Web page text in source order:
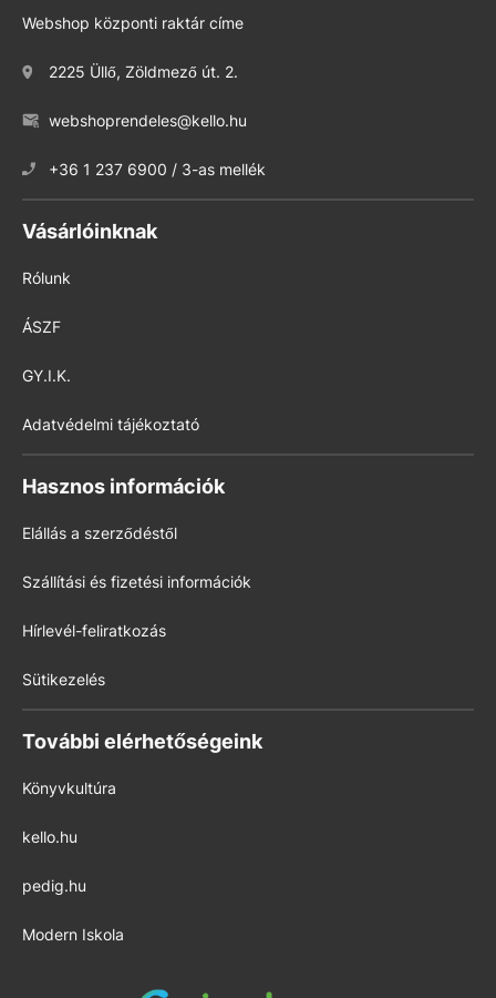
Webshop központi raktár címe
2225 Üllő, Zöldmező út. 2.
webshoprendeles@kello.hu
+36 1 237 6900 / 3-as mellék
Vásárlóinknak
Rólunk
ÁSZF
GY.I.K.
Adatvédelmi tájékoztató
Hasznos információk
Elállás a szerződéstől
Szállítási és fizetési információk
Hírlevél-feliratkozás
Sütikezelés
További elérhetőségeink
Könyvkultúra
kello.hu
pedig.hu
Modern Iskola